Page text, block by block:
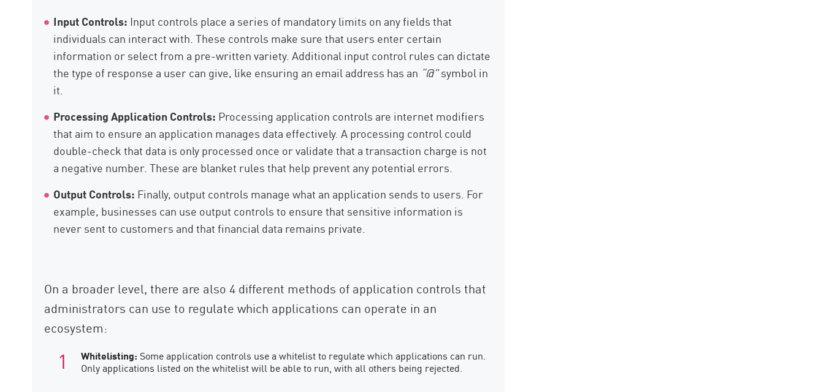
Input Controls: Input controls place a series of mandatory limits on any fields that
individuals can interact with. These controls make sure that users enter certain
information or select from a pre-written variety. Additional input control rules can dictate
the type of response a user can give, like ensuring an email address has an “@”symbol in
it.
Processing Application Controls: Processing application controls are internet modifiers
that aim to ensure an application manages data effectively. A processing control could
double-check that data is only processed once or validate that a transaction charge is not
a negative number. These are blanket rules that help prevent any potential errors.
Output Controls: Finally, output controls manage what an application sends to users. For
example, businesses can use output controls to ensure that sensitive information is
never sent to customers and that financial data remains private.
On a broader level, there are also 4 different methods of application controls that
administrators can use to regulate which applications can operate in an
ecosystem:
Whitelisting: Some application controls use a whitelist to regulate which applications can run.
Only applications listed on the whitelist will be able to run, with all others being rejected.